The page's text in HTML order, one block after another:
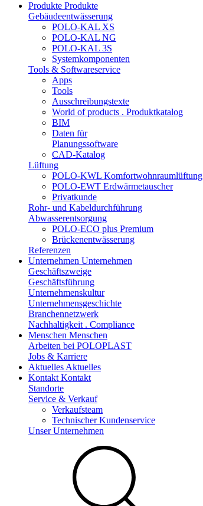
Produkte Produkte
Gebäudeentwässerung
POLO-KAL XS
POLO-KAL NG
POLO-KAL 3S
Systemkomponenten
Tools & Softwareservice
Apps
Tools
Ausschreibungstexte
World of products . Produktkatalog
BIM
Daten für
Planungssoftware
CAD-Katalog
Lüftung
POLO-KWL Komfortwohnraumlüftung
POLO-EWT Erdwärmetauscher
Privatkunde
Rohr- und Kabeldurchführung
Abwasserentsorgung
POLO-ECO plus Premium
Brückenentwässerung
Referenzen
Unternehmen Unternehmen
Geschäftszweige
Geschäftsführung
Unternehmenskultur
Unternehmensgeschichte
Branchennetzwerk
Nachhaltigkeit . Compliance
Menschen Menschen
Arbeiten bei POLOPLAST
Jobs & Karriere
Aktuelles Aktuelles
Kontakt Kontakt
Standorte
Service & Verkauf
Verkaufsteam
Technischer Kundenservice
Unser Unternehmen